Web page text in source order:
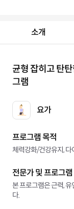
소개
균형 잡히고 탄
그램
요가
프로그램 목적
체력강화/건강유지, 다
전문가 및 프로그램
본 프로그램은 근력,
다.